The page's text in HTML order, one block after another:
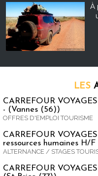
À
LES
CARREFOUR
- (Vannes (56))
OFFRES D'EMPLOI TOURISME
CARREFOUR
ressources humaines H/
ALTERNANCE / STAGES
CARREFOUR